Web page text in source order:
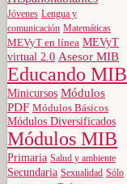
Jóvenes Lengua y
comunicación Matemáticas
MEVyT en línea MEVyT
virtual 2.0 Asesor MIB
Educando MIB
Minicursos Módulos
PDF Módulos Básicos
Módulos Diversificados
Módulos MIB
Primaria Salud y ambiente
Secundaria Sexualidad Sólo